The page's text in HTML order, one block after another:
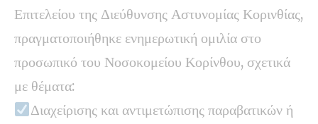
Επιτελείου της Διεύθυνσης Αστυνομίας Κορινθίας,
πραγματοποιήθηκε ενημερωτική ομιλία στο
προσωπικό του Νοσοκομείου Κορίνθου, σχετικά
με θέματα:
Διαχείρισης και αντιμετώπισης παραβατικών ή